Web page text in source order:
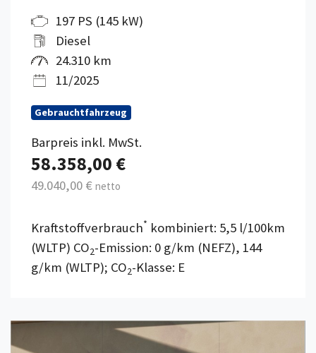
197 PS (145 kW)
Diesel
24.310 km
11/2025
Gebrauchtfahrzeug
Barpreis inkl. MwSt.
58.358,00 €
49.040,00 € netto
Kraftstoffverbrauch* kombiniert: 5,5 l/100km
(WLTP) CO2-Emission: 0 g/km (NEFZ), 144
g/km (WLTP); CO2-Klasse: E
Details anzeigen